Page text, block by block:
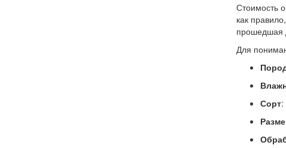
Стоимость
как
прошедшая
Для
Сорт: